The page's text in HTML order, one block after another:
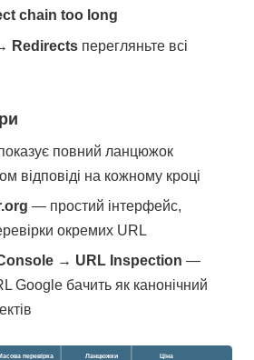
chain too long
Redirects перегляньте всі
повний ланцюжок
відповіді на кожному кроці
— простий інтерфейс,
окремих URL
→ URL Inspection —
Google бачить як канонічний
перевірка Ланцюжки Ціна